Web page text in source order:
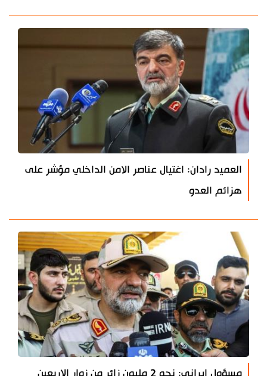
العميد رادان: اغتيال عناصر الامن الداخلي مؤشر على
هزائم العدو
مسؤول ايراني: نحو 2 مليون زائر من زوار الاربعين